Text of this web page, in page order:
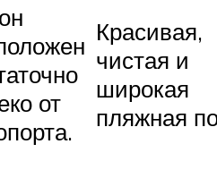
от
Красивая,
чистая и
широкая
пляжная